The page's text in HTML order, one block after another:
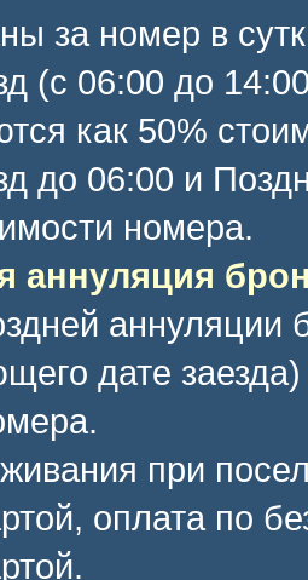
за номер в
(с 06:00 до
как 50%
до 06:00 и
номера.
аннуляция
аннуляции
дате
при
оплата по